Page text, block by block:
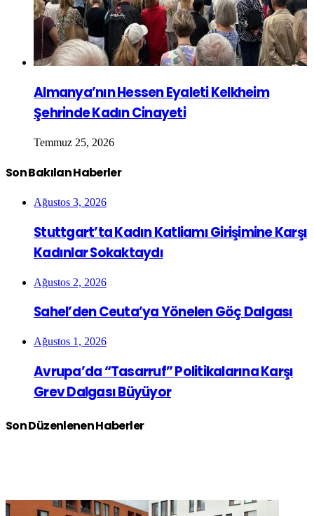
Almanya’nın Hessen Eyaleti Kelkheim
Şehrinde Kadın Cinayeti
Temmuz 25, 2026
Son Bakılan Haberler
Ağustos 3, 2026
Stuttgart’ta Kadın Katliamı Girişimine Karşı
Kadınlar Sokaktaydı
Ağustos 2, 2026
Sahel’den Ceuta’ya Yönelen Göç Dalgası
Ağustos 1, 2026
Avrupa’da “Tasarruf” Politikalarına Karşı
Grev Dalgası Büyüyor
Son Düzenlenen Haberler